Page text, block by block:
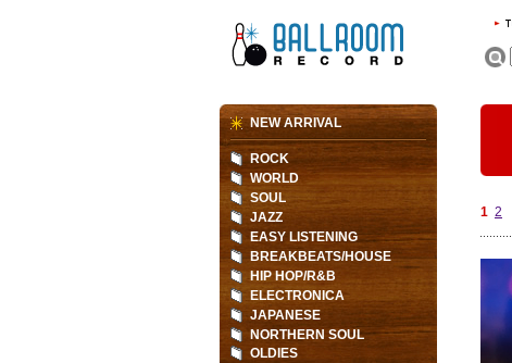
1 2
NEW ARRIVAL
ROCK
WORLD
SOUL
JAZZ
EASY LISTENING
BREAKBEATS/HOUSE
HIP HOP/R&B
ELECTRONICA
JAPANESE
NORTHERN SOUL
OLDIES